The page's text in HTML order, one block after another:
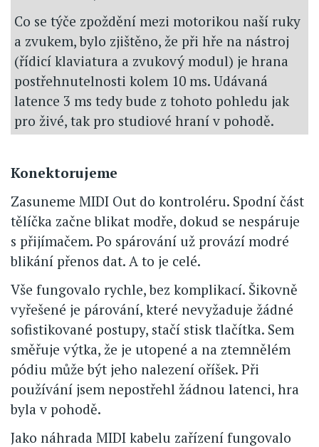
Co se týče zpoždění mezi motorikou naší ruky
a zvukem, bylo zjištěno, že při hře na nástroj
(řídicí klaviatura a zvukový modul) je hrana
postřehnutelnosti kolem 10 ms. Udávaná
latence 3 ms tedy bude z tohoto pohledu jak
pro živé, tak pro studiové hraní v pohodě.
Konektorujeme
Zasuneme MIDI Out do kontroléru. Spodní část
tělíčka začne blikat modře, dokud se nespáruje
s přijímačem. Po spárování už provází modré
blikání přenos dat. A to je celé.
Vše fungovalo rychle, bez komplikací. Šikovně
vyřešené je párování, které nevyžaduje žádné
sofistikované postupy, stačí stisk tlačítka. Sem
směřuje výtka, že je utopené a na ztemnělém
pódiu může být jeho nalezení oříšek. Při
používání jsem nepostřehl žádnou latenci, hra
byla v pohodě.
Jako náhrada MIDI kabelu zařízení fungovalo